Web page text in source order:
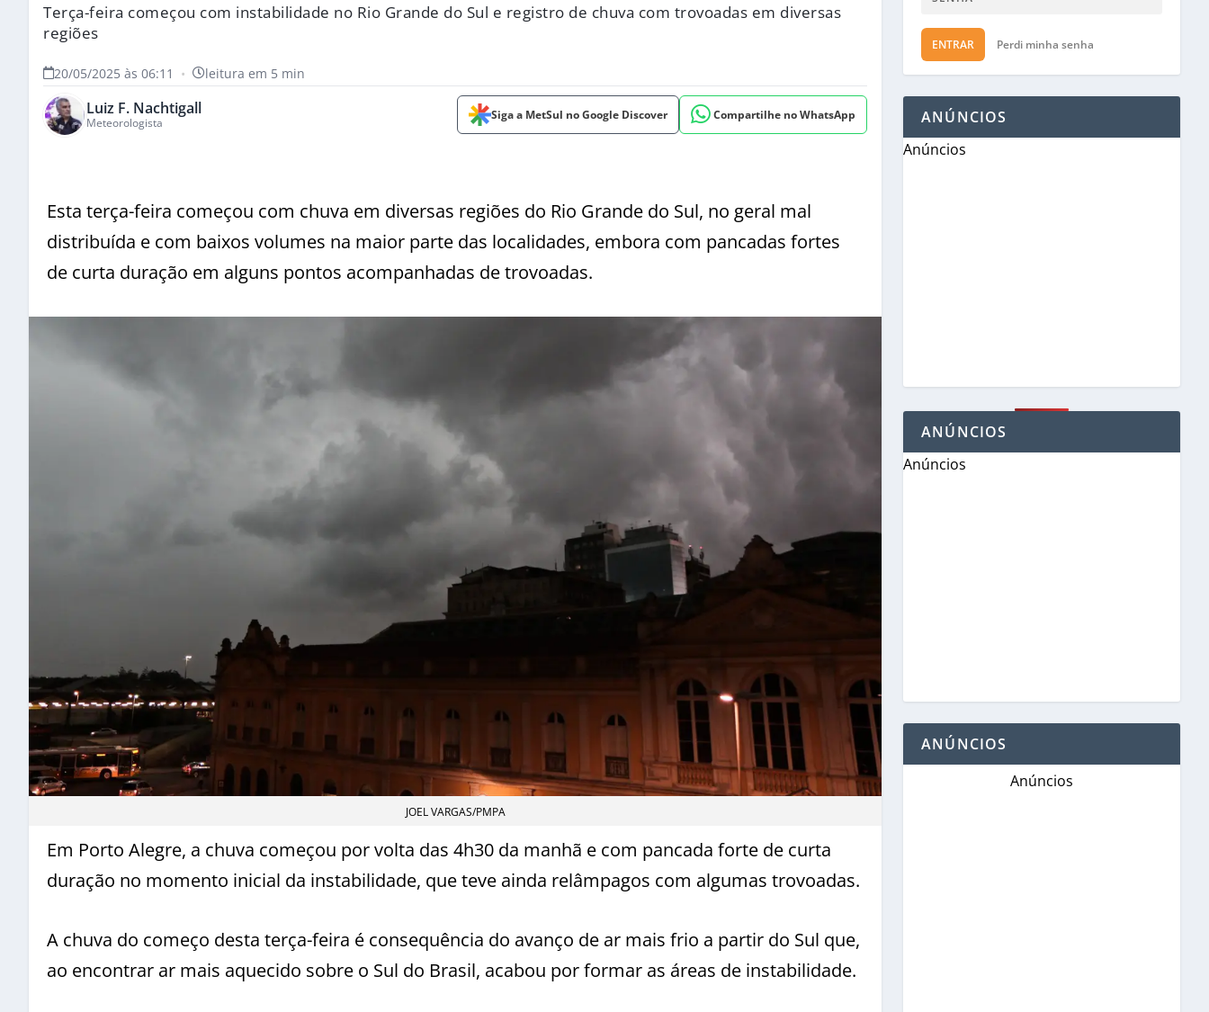
Terça-feira começou com instabilidade no Rio Grande do Sul e registro de chuva com trovoadas em diversas
regiões
20/05/2025 às 06:11 • leitura em 5 min
Luiz F. Nachtigall
Meteorologista
Siga a MetSul no Google Discover Compartilhe no WhatsApp
Esta terça-feira começou com chuva em diversas regiões do Rio Grande do Sul, no geral mal
distribuída e com baixos volumes na maior parte das localidades, embora com pancadas fortes
de curta duração em alguns pontos acompanhadas de trovoadas.
JOEL VARGAS/PMPA
Em Porto Alegre, a chuva começou por volta das 4h30 da manhã e com pancada forte de curta
duração no momento inicial da instabilidade, que teve ainda relâmpagos com algumas trovoadas.
A chuva do começo desta terça-feira é consequência do avanço de ar mais frio a partir do Sul que,
ao encontrar ar mais aquecido sobre o Sul do Brasil, acabou por formar as áreas de instabilidade.
ENTRAR Perdi minha senha
ANÚNCIOS
Anúncios
ANÚNCIOS
Anúncios
ANÚNCIOS
Anúncios